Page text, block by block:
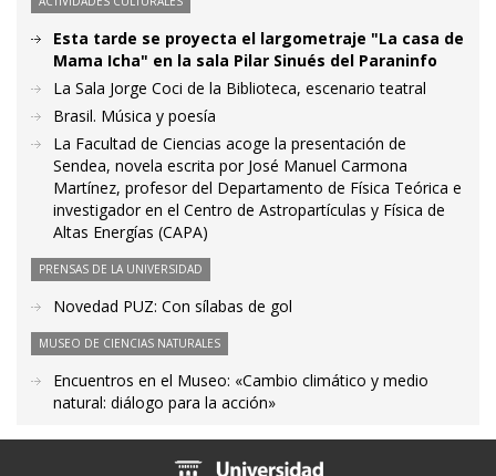
Esta tarde se proyecta el largometraje "La casa de
Mama Icha" en la sala Pilar Sinués del Paraninfo
La Sala Jorge Coci de la Biblioteca, escenario teatral
Brasil. Música y poesía
La Facultad de Ciencias acoge la presentación de
Sendea, novela escrita por José Manuel Carmona
Martínez, profesor del Departamento de Física Teórica e
investigador en el Centro de Astropartículas y Física de
Altas Energías (CAPA)
PRENSAS DE LA UNIVERSIDAD
Novedad PUZ: Con sílabas de gol
MUSEO DE CIENCIAS NATURALES
Encuentros en el Museo: «Cambio climático y medio
natural: diálogo para la acción»